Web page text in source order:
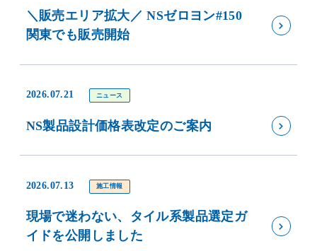
＼販売エリア拡大／ NSゼロヨン#150
関東でも販売開始
2026.07.21 ニュース
NS製品設計価格表改定のご案内
2026.07.13 施工情報
現場で迷わない、タイル系製品選定ガ
イドを公開しました